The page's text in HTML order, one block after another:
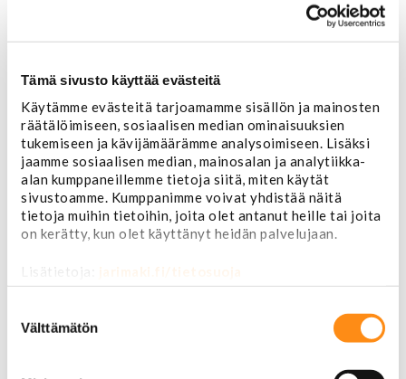
Tämä sivusto käyttää evästeitä
Käytämme evästeitä tarjoamamme sisällön ja mainosten
räätälöimiseen, sosiaalisen median ominaisuuksien
tukemiseen ja kävijämäärämme analysoimiseen. Lisäksi
jaamme sosiaalisen median, mainosalan ja analytiikka-
alan kumppaneillemme tietoja siitä, miten käytät
sivustoamme. Kumppanimme voivat yhdistää näitä
tietoja muihin tietoihin, joita olet antanut heille tai joita
on kerätty, kun olet käyttänyt heidän palvelujaan.
Lisätietoja: jarimaki.fi/tietosuoja
valinta
Välttämätön
Moottorit
Ilmastoinnin osat
Muut
Ohjainlaitteet
Startit ja startin osat
Starttimoottorit
Starttimoottorin osat
Sytytysosat
Sähköosat